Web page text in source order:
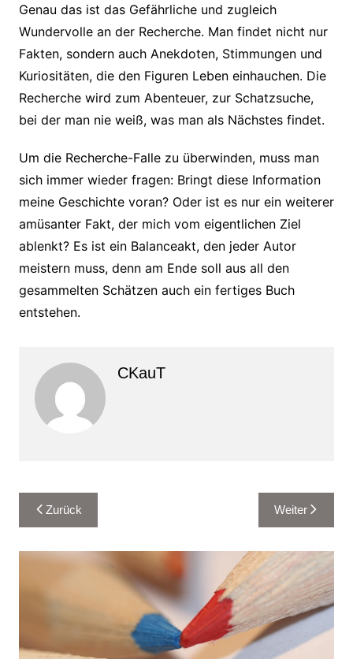
Genau das ist das Gefährliche und zugleich
Wundervolle an der Recherche. Man findet nicht nur
Fakten, sondern auch Anekdoten, Stimmungen und
Kuriositäten, die den Figuren Leben einhauchen. Die
Recherche wird zum Abenteuer, zur Schatzsuche,
bei der man nie weiß, was man als Nächstes findet.
Um die Recherche-Falle zu überwinden, muss man
sich immer wieder fragen: Bringt diese Information
meine Geschichte voran? Oder ist es nur ein weiterer
amüsanter Fakt, der mich vom eigentlichen Ziel
ablenkt? Es ist ein Balanceakt, den jeder Autor
meistern muss, denn am Ende soll aus all den
gesammelten Schätzen auch ein fertiges Buch
entstehen.
CKauT
Beitragsnavigation
Zurück Weiter